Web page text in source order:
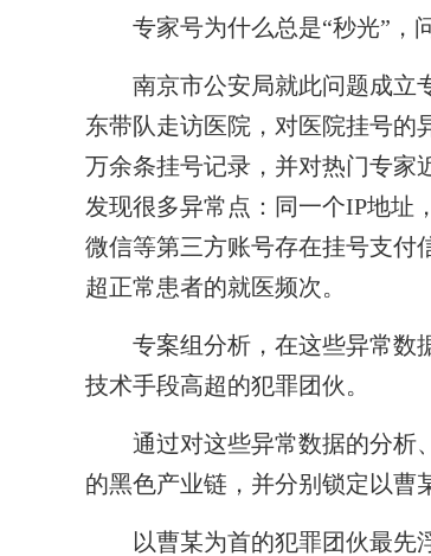
专家号为什么总是“秒光”，
南京市公安局就此问题成立专
东带队走访医院，对医院挂号的
万余条挂号记录，并对热门专家
发现很多异常点：同一个IP地址
微信等第三方账号存在挂号支付
超正常患者的就医频次。
专案组分析，在这些异常数据
技术手段高超的犯罪团伙。
通过对这些异常数据的分析、
的黑色产业链，并分别锁定以曹
以曹某为首的犯罪团伙最先浮